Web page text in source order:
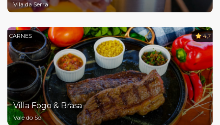
Vila da Serra
CARNES 4,7
Villa Fogo & Brasa
Vale do Sol